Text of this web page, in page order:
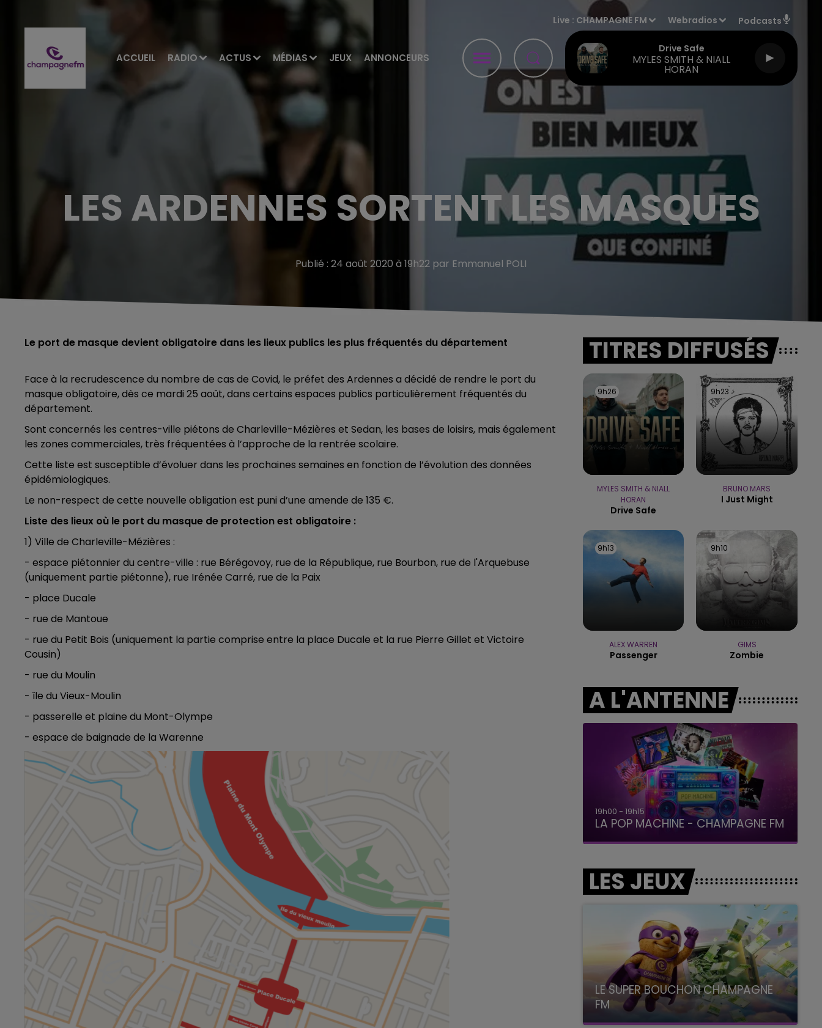
ACCUEIL RADIO ACTUS MÉDIAS JEUX ANNONCEURS
Live : CHAMPAGNE FM Webradios Podcasts
Drive Safe
MYLES SMITH & NIALL
HORAN
10h00 - 14h00
LE TICKET DE CAISSE
14h00 - 15h00 15h00 - 19h00
LE CLUB CHAMPAGNE FM
LES ARDENNES SORTENT LES MASQUES
Publié : 24 août 2020 à 19h22 par Emmanuel POLI
Le port de masque devient obligatoire dans les lieux publics les plus fréquentés du département
Face à la recrudescence du nombre de cas de Covid, le préfet des Ardennes a décidé de rendre le port du
masque obligatoire, dès ce mardi 25 août, dans certains espaces publics particulièrement fréquentés du
département.
Sont concernés les centres-ville piétons de Charleville-Mézières et Sedan, les bases de loisirs, mais également
les zones commerciales, très fréquentées à l’approche de la rentrée scolaire.
Cette liste est susceptible d’évoluer dans les prochaines semaines en fonction de l’évolution des données
épidémiologiques.
Le non-respect de cette nouvelle obligation est puni d’une amende de 135 €.
Liste des lieux où le port du masque de protection est obligatoire :
1) Ville de Charleville-Mézières :
- espace piétonnier du centre-ville : rue Bérégovoy, rue de la République, rue Bourbon, rue de l'Arquebuse
(uniquement partie piétonne), rue Irénée Carré, rue de la Paix
- place Ducale
- rue de Mantoue
- rue du Petit Bois (uniquement la partie comprise entre la place Ducale et la rue Pierre Gillet et Victoire
Cousin)
- rue du Moulin
- île du Vieux-Moulin
- passerelle et plaine du Mont-Olympe
- espace de baignade de la Warenne
TITRES DIFFUSÉS
9h26
9h26
MYLES SMITH & NIALL
HORAN
Drive Safe
9h23
9h23
BRUNO MARS
I Just Might
9h13
9h13
ALEX WARREN
Passenger
9h10
9h10
GIMS
Zombie
A L'ANTENNE
14h00 - 15h00
La Radio Pop
19h00 - 19h15
LA POP MACHINE - CHAMPAGNE FM
LES JEUX
LE SUPER BOUCHON CHAMPAGNE
FM
avec La Famille Champagne FM, à 8H10